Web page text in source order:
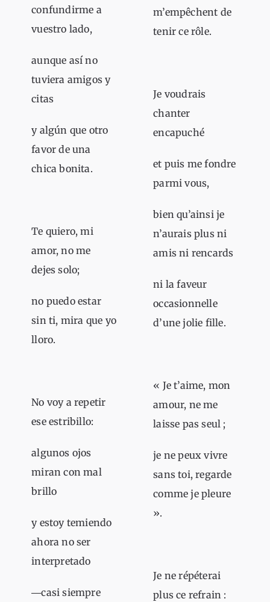
confundirme a
vuestro lado,
aunque así no
tuviera amigos y
citas
y algún que otro
favor de una
chica bonita.
Te quiero, mi
amor, no me
dejes solo;
no puedo estar
sin ti, mira que yo
lloro.
No voy a repetir
ese estribillo:
algunos ojos
miran con mal
brillo
y estoy temiendo
ahora no ser
interpretado
―casi siempre
m’empêchent de
tenir ce rôle.
Je voudrais
chanter
encapuché
et puis me fondre
parmi vous,
bien qu’ainsi je
n’aurais plus ni
amis ni rencards
ni la faveur
occasionnelle
d’une jolie fille.
« Je t’aime, mon
amour, ne me
laisse pas seul ;
je ne peux vivre
sans toi, regarde
comme je pleure
».
Je ne répéterai
plus ce refrain :